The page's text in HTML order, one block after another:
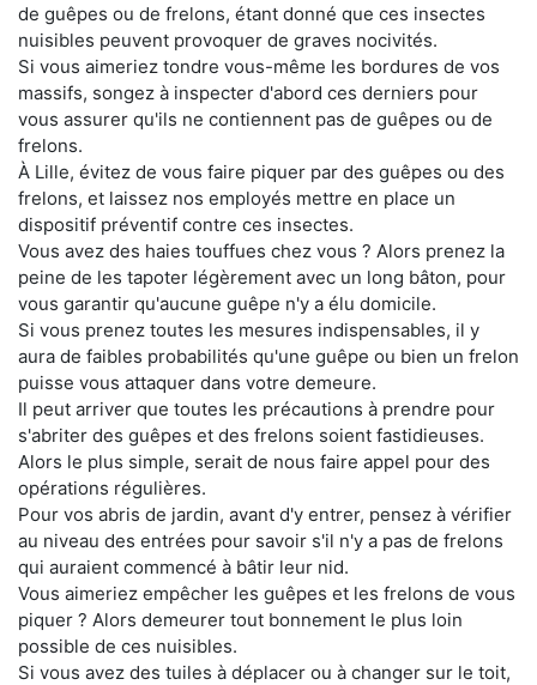
de guêpes ou de frelons, étant donné que ces insectes
nuisibles peuvent provoquer de graves nocivités.
Si vous aimeriez tondre vous-même les bordures de vos
massifs, songez à inspecter d'abord ces derniers pour
vous assurer qu'ils ne contiennent pas de guêpes ou de
frelons.
À Lille, évitez de vous faire piquer par des guêpes ou des
frelons, et laissez nos employés mettre en place un
dispositif préventif contre ces insectes.
Vous avez des haies touffues chez vous ? Alors prenez la
peine de les tapoter légèrement avec un long bâton, pour
vous garantir qu'aucune guêpe n'y a élu domicile.
Si vous prenez toutes les mesures indispensables, il y
aura de faibles probabilités qu'une guêpe ou bien un frelon
puisse vous attaquer dans votre demeure.
Il peut arriver que toutes les précautions à prendre pour
s'abriter des guêpes et des frelons soient fastidieuses.
Alors le plus simple, serait de nous faire appel pour des
opérations régulières.
Pour vos abris de jardin, avant d'y entrer, pensez à vérifier
au niveau des entrées pour savoir s'il n'y a pas de frelons
qui auraient commencé à bâtir leur nid.
Vous aimeriez empêcher les guêpes et les frelons de vous
piquer ? Alors demeurer tout bonnement le plus loin
possible de ces nuisibles.
Si vous avez des tuiles à déplacer ou à changer sur le toit,